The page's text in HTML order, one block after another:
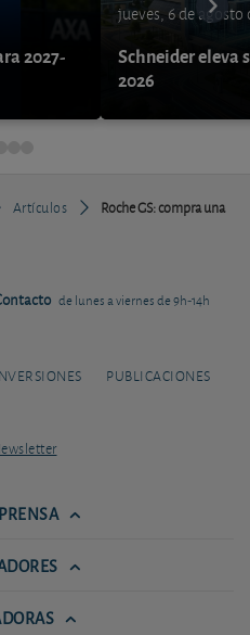
2027-
jueves, 6 de agosto
Schneider eleva
2026
Artículos
Roche GS: compra una
de lunes a viernes de 9h-14h
PUBLICACIONES